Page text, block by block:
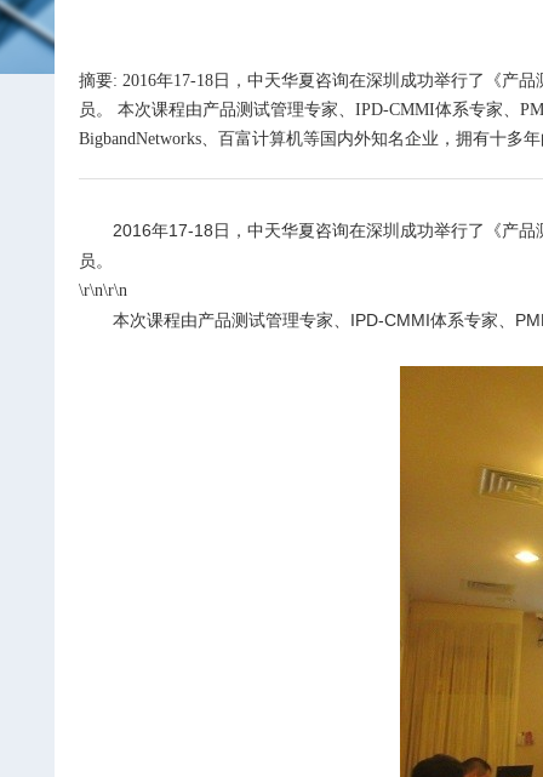
摘要: 2016年17-18日，中天华夏咨询在深圳成功举行了《产
员。 本次课程由产品测试管理专家、IPD-CMMI体系专家、
BigbandNetworks、百富计算机等国内外知名企业，拥有十多
2016年17-18日，中天华夏咨询在深圳成功举行了《产
员。
\r\n\r\n
本次课程由产品测试管理专家、 IPD-CMMI体系专家、